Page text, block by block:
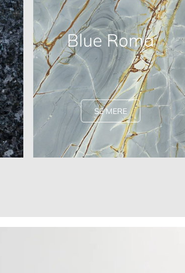
Blue Roma
SE MERE